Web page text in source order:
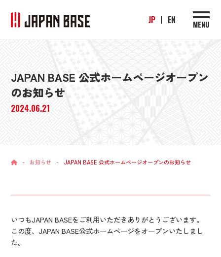
MENU
JP EN
JAPAN BASE 公式ホームページオープン
のお知らせ
2024.06.21
- お知らせ - JAPAN BASE 公式ホームページオープンのお知らせ
いつもJAPAN BASEをご利用いただきありがとうございます。
この度、JAPAN BASE公式ホームページをオープンいたしまし
た。